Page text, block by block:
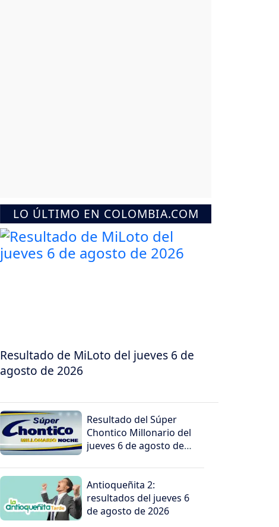
LO ÚLTIMO EN COLOMBIA.COM
Resultado de MiLoto del jueves 6 de
agosto de 2026
Resultado del Súper
Chontico Millonario del
jueves 6 de agosto de
Antioqueñita 2:
resultados del jueves 6
de agosto de 2026